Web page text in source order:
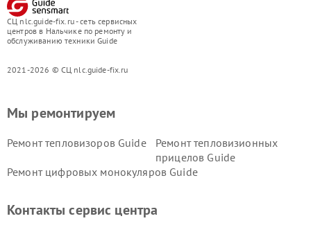
СЦ nlc.guide-fix.ru - сеть сервисных
центров в Нальчике по ремонту и
обслуживанию техники Guide
2021-2026 © СЦ nlc.guide-fix.ru
Мы ремонтируем
Ремонт тепловизоров Guide
Ремонт тепловизионных
прицелов Guide
Ремонт цифровых монокуляров Guide
Контакты сервис центра